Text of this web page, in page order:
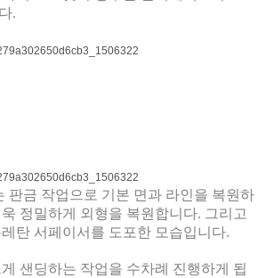
.
판금 작업으로 기본 면과 라인을 복원하
정밀하게 외형을 복원합니다. 그리고
탄 서페이서를 도포한 모습입니다.
샌딩하는 작업을 수차례 진행하게 됩